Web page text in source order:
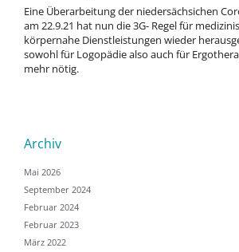
Eine Überarbeitung der niedersächsichen
am 22.9.21 hat nun die 3G- Regel für
körpernahe Dienstleistungen wieder
sowohl für Logopädie also auch für
mehr nötig.
Archiv
Mai 2026
September 2024
Februar 2024
Februar 2023
März 2022